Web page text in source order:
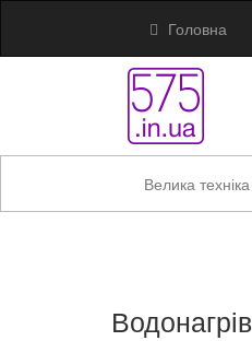
Головна
Велика техніка